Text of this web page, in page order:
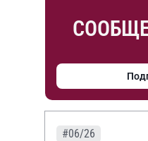
#06/26